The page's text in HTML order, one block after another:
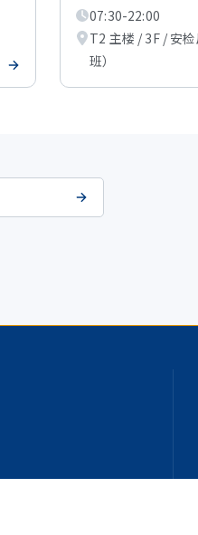
07:30-22:00
T2 主楼 / 3F / 安
班）